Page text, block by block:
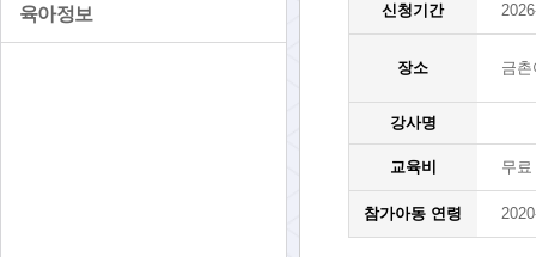
육아정보 신청기간
장소 금
강사명
교육비 무료
참가아동 연령